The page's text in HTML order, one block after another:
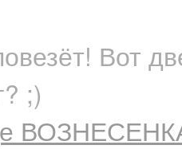
Вот
;)